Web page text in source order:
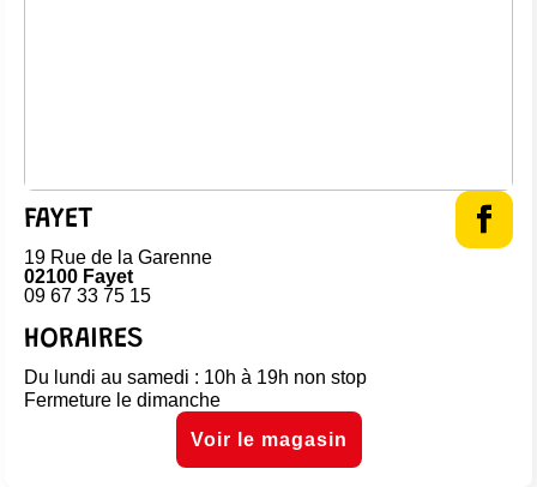
FAYET
19 Rue de la Garenne
02100 Fayet
09 67 33 75 15
HORAIRES
Du lundi au samedi : 10h à 19h non stop
Fermeture le dimanche
Voir le magasin